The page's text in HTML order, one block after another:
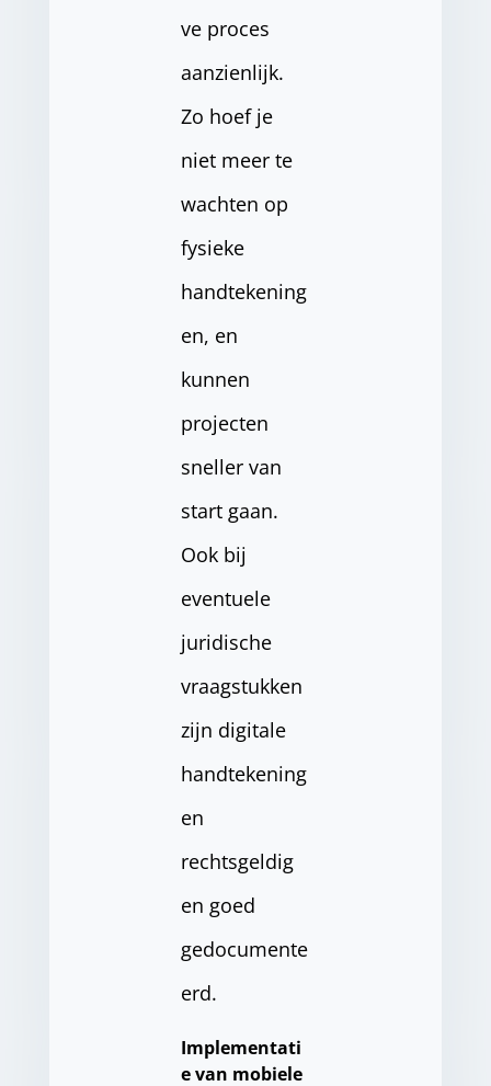
ve proces
aanzienlijk.
Zo hoef je
niet meer te
wachten op
fysieke
handtekening
en, en
kunnen
projecten
sneller van
start gaan.
Ook bij
eventuele
juridische
vraagstukken
zijn digitale
handtekening
en
rechtsgeldig
en goed
gedocumente
erd.
Implementati
e van mobiele